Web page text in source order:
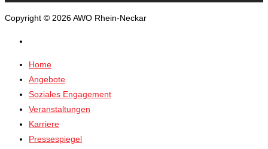
Copyright © 2026 AWO Rhein-Neckar
Home
Angebote
Soziales Engagement
Veranstaltungen
Karriere
Pressespiegel